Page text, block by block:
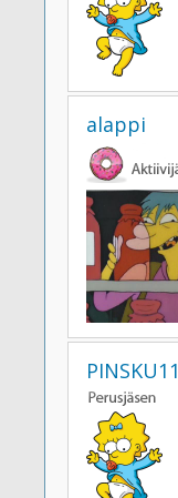
alappi
PINSKU11